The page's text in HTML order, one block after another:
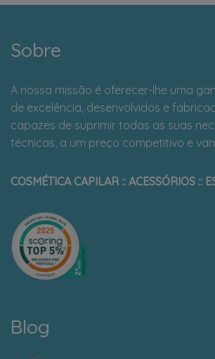
Sobre
A nossa missão é oferecer-lhe uma
de excelência, desenvolvidos e
capazes de suprimir todas as suas
técnicas, a um preço competitivo e
COSMÉTICA CAPILAR :: ACESSÓRIOS ::
Blog